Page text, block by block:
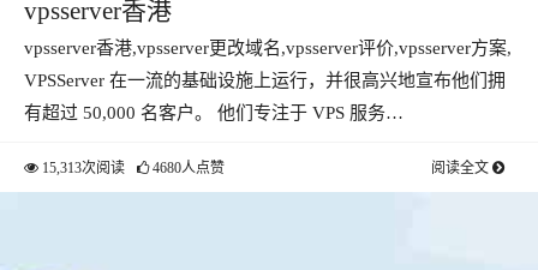
vpsserver香港
vpsserver香港,vpsserver更改域名,vpsserver评价,vpsserver方案,
VPSServer 在一流的基础设施上运行，并很高兴地宣布他们拥
有超过 50,000 名客户。 他们专注于 VPS 服务…
15,313次阅读 4680人点赞 阅读全文